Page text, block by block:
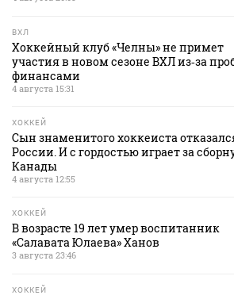
ВХЛ
Хоккейный клуб «Челны» не примет
участия в новом сезоне ВХЛ из‑за
финансами
4 августа 15:31
ХОККЕЙ
Сын знаменитого хоккеиста
России. И с гордостью играет за
Канады
4 августа 12:55
ХОККЕЙ
В возрасте 19 лет умер воспитанник
«Салавата Юлаева» Ханов
3 августа 23:46
ХОККЕЙ